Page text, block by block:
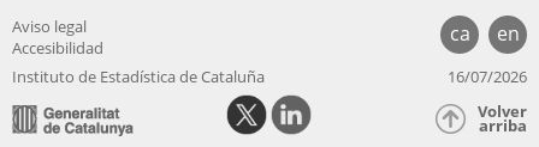
ca en
Aviso legal
Accesibilidad
Instituto de Estadística de Cataluña
16/07/2026
Volver
arriba